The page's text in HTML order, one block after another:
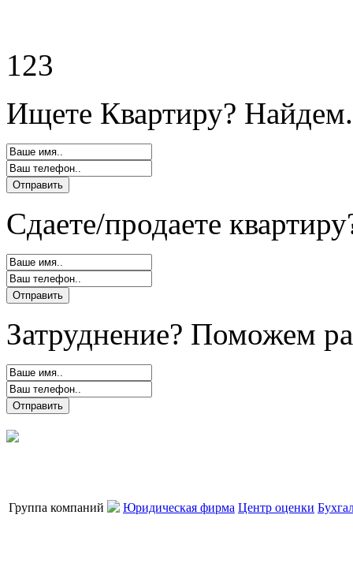
123
Ищете Квартиру?
Сдаете/продаете
Затруднение? Поможем
Группа компаний Юридическая фирма Центр оценки